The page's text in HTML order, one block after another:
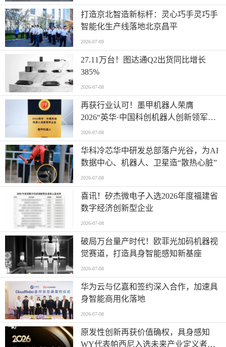
打造京北智造新标杆：灵心巧手灵巧手
智能化生产线落地北京昌平
2026-07-09
27.11万台！图达通Q2出货同比增长
385%
2026-07-08
再获行业认可！墨甲机器人荣膺
2026“英华·中国科创机器人创新领军企
业”全产业链智能出海标杆
2026-07-08
华科冷芯华中研发总部落户光谷，为AI
数据中心、机器人、卫星造“散热心脏”
2026-07-08
喜讯！矽杰微电子入选2026年度福建省
数字经济创新型企业
2026-07-08
破局万台量产时代！欧菲光加码机器视
觉赛道，打造具身智能感知新基座
2026-07-08
华为云与亿嘉和签约深入合作，加速具
身智能商用化落地
2026-07-08
原发性创新再获价值确权，具身感知
WY代表帕西尼入选未来产业定义者榜